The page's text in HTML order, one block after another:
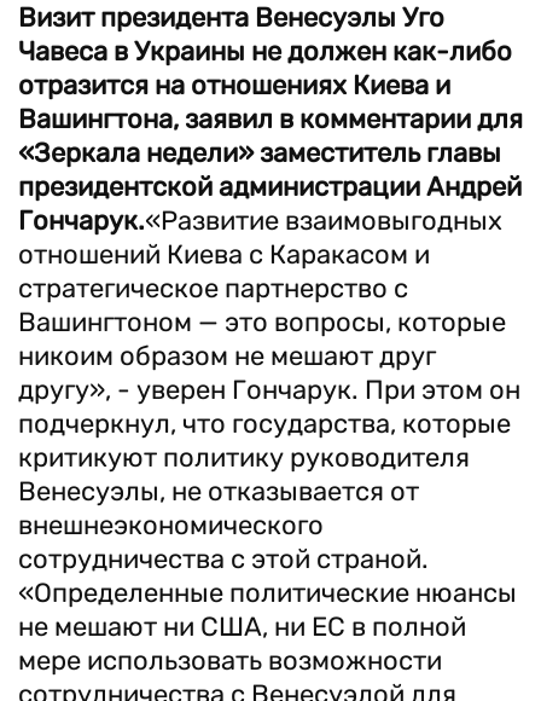
Визит президента Венесуэлы Уго
Чавеса в Украины не должен как-либо
отразится на отношениях Киева и
Вашингтона, заявил в комментарии для
«Зеркала недели» заместитель главы
президентской администрации Андрей
Гончарук.«Развитие взаимовыгодных
отношений Киева с Каракасом и
стратегическое партнерство с
Вашингтоном — это вопросы, которые
никоим образом не мешают друг
другу», - уверен Гончарук. При этом он
подчеркнул, что государства, которые
критикуют политику руководителя
Венесуэлы, не отказывается от
внешнеэкономического
сотрудничества с этой страной.
«Определенные политические нюансы
не мешают ни США, ни ЕС в полной
мере использовать возможности